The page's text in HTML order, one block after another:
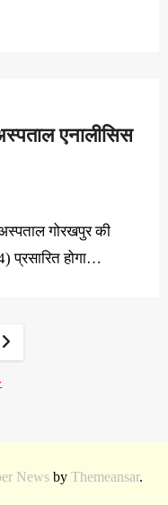
एनालीसिस
प्रसारित होगा…
Newsby Themeansar.